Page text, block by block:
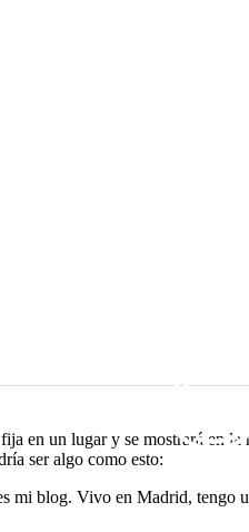
en un lugar y se mostrará en
ser algo como esto:
mi blog. Vivo en Madrid,